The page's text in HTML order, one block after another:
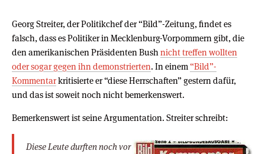
Georg Streiter, der Politikchef der “Bild”-Zeitung, findet es
falsch, dass es Politiker in Mecklenburg-Vorpommern gibt, die
den amerikanischen Präsidenten Bush nicht treffen wollten
oder sogar gegen ihn demonstrierten. In einem “Bild”-
Kommentarkritisierte er “diese Herrschaften” gestern dafür,
und das ist soweit noch nicht bemerkenswert.
Bemerkenswert ist seine Argumentation. Streiter schreibt:
Diese Leute durften noch vor